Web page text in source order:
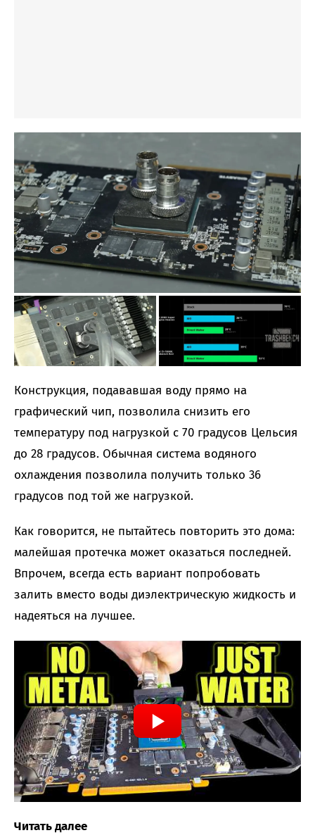
Конструкция, подававшая воду прямо на
графический чип, позволила снизить его
температуру под нагрузкой с 70 градусов Цельсия
до 28 градусов. Обычная система водяного
охлаждения позволила получить только 36
градусов под той же нагрузкой.
Как говорится, не пытайтесь повторить это дома:
малейшая протечка может оказаться последней.
Впрочем, всегда есть вариант попробовать
залить вместо воды диэлектрическую жидкость и
надеяться на лучшее.
Читать далее